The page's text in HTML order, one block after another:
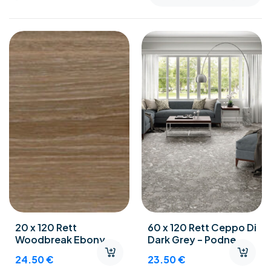
20 x 120 Rett
Woodbreak Ebony –
Gres porculan pločice
24.50€
60 x 120 Rett Ceppo Di
Dark Grey – Podne
pločice gres poculan
23.50€